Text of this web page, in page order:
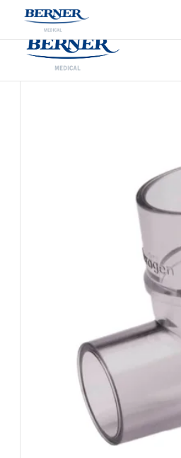
/Produkter/Aerogen T-stykke barn